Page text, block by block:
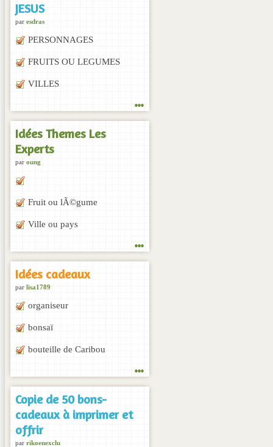
JESUS
par esdras
PERSONNAGES
FRUITS OU LEGUMES
VILLES
...
Idées Themes Les
Experts
par oung
Fruit ou lÃ©gume
Ville ou pays
...
Idées cadeaux
par lisa1789
organiseur
bonsaï
bouteille de Caribou
...
Copie de 50 bons-
cadeaux à imprimer et
offrir
par rikoenexclu